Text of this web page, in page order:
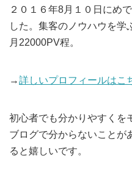
２０１６年8月１０日にめ
した。集客のノウハウを学
月22000PV程。
→詳しいプロフィールはこ
初心者でも分かりやすくを
ブログで分からないことが
ると嬉しいです。